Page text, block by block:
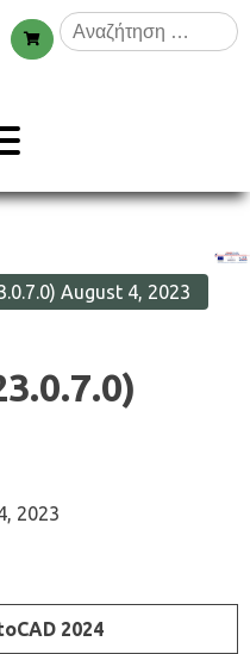
Αναζήτηση
για:
August 4, 2023
2023
2024